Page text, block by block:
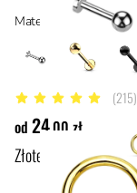
4.9 z 5 gwiazdek (215)
od 24,00 zł
Złote kółko typu